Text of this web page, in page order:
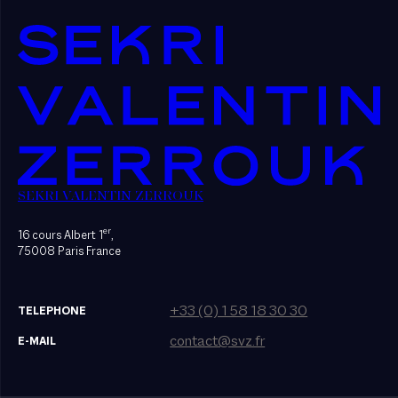
SEKRI VALENTIN ZERROUK
16 cours Albert 1er,
75008 Paris France
TELEPHONE +33 (0) 1 58 18 30 30
E-MAIL contact@svz.fr